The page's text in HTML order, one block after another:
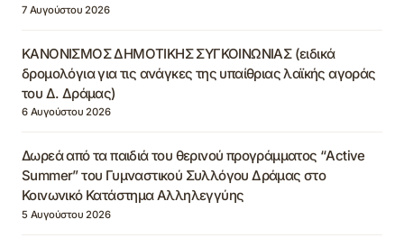
7 Αυγούστου 2026
ΚΑΝΟΝΙΣΜΟΣ ΔΗΜΟΤΙΚΗΣ ΣΥΓΚΟΙΝΩΝΙΑΣ (ειδικά
δρομολόγια για τις ανάγκες της υπαίθριας λαϊκής αγοράς
του Δ. Δράμας)
6 Αυγούστου 2026
Δωρεά από τα παιδιά του θερινού προγράμματος “Active
Summer” του Γυμναστικού Συλλόγου Δράμας στο
Κοινωνικό Κατάστημα Αλληλεγγύης
5 Αυγούστου 2026